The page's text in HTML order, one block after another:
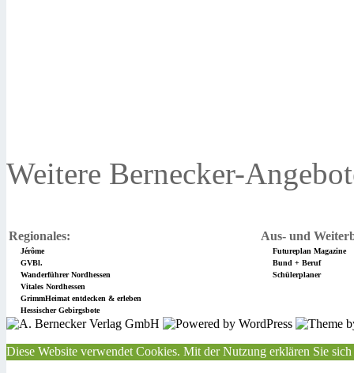
Weitere Bernecker-
Regionales: Aus- und
Jérôme
Futureplan Magazine
GVBl.
Bund + Beruf
Wanderführer Nordhessen
Schülerplaner
Vitales Nordhessen
GrimmHeimat entdecken & erleben
Hessischer Gebirgsbote
Diese Website verwendet Cookies. Mit der Nutzung erklären Sie